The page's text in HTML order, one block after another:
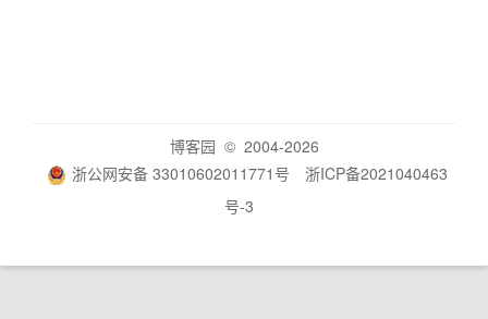
博客园 © 2004-2026
浙公网安备 33010602011771号
浙ICP备2021040463
号-3